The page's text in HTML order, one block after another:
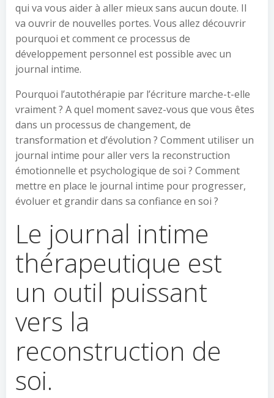
qui va vous aider à aller mieux sans aucun doute. Il
va ouvrir de nouvelles portes. Vous allez découvrir
pourquoi et comment ce processus de
développement personnel est possible avec un
journal intime.
Pourquoi l’autothérapie par l’écriture marche-t-elle
vraiment ? A quel moment savez-vous que vous êtes
dans un processus de changement, de
transformation et d’évolution ? Comment utiliser un
journal intime pour aller vers la reconstruction
émotionnelle et psychologique de soi ? Comment
mettre en place le journal intime pour progresser,
évoluer et grandir dans sa confiance en soi ?
Le journal intime
thérapeutique est
un outil puissant
vers la
reconstruction de
soi.